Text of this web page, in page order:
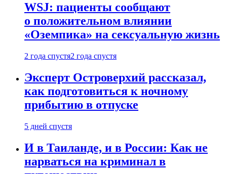
WSJ: пациенты сообщают
о положительном влиянии
«Оземпика» на сексуальную жизнь
2 года спустя2 года спустя
Эксперт Островерхий рассказал,
как подготовиться к ночному
прибытию в отпуске
5 дней спустя
И в Таиланде, и в России: Как не
нарваться на криминал в